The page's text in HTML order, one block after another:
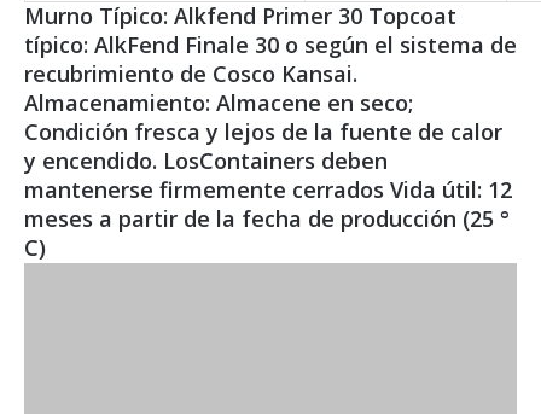
Murno Típico: Alkfend Primer 30 Topcoat
típico: AlkFend Finale 30 o según el sistema de
recubrimiento de Cosco Kansai.
Almacenamiento: Almacene en seco;
Condición fresca y lejos de la fuente de calor
y encendido. LosContainers deben
mantenerse firmemente cerrados Vida útil: 12
meses a partir de la fecha de producción (25 °
C)